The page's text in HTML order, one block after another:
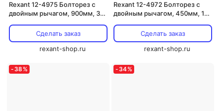
Rexant 12-4975 Болторез с
двойным рычагом, 900мм, 36
Сделать заказ
rexant-shop.ru
Rexant 12-4972 Болторез с
двойным рычагом, 450мм, 18
Сделать заказ
rexant-shop.ru
- 38 % - 34%